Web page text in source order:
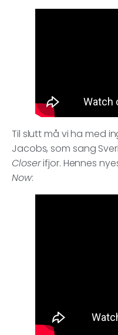
Til slutt må vi ha med
Jacobs, som sang
Closerifjor. Hennes
Now: